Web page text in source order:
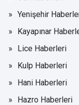
Yenişehir
Kayapınar
Lice Haberleri
Kulp Haberleri
Hani Haberleri
Hazro Haberleri